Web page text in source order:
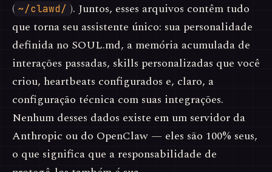
( ~/clawd/ ). Juntos, esses arquivos contêm tudo
que torna seu assistente único: sua personalidade
definida no SOUL.md, a memória acumulada de
interações passadas, skills personalizadas que você
criou, heartbeats configurados e, claro, a
configuração técnica com suas integrações.
Nenhum desses dados existe em um servidor da
Anthropic ou do OpenClaw — eles são 100% seus,
o que significa que a responsabilidade de